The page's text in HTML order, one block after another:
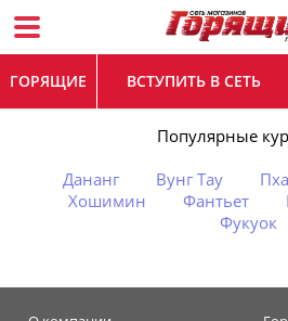
ГОРЯЩИЕ ВСТУПИТЬ В СЕТЬ
Популярные
Дананг
Вунг Тау
Хошимин
Фантьет
Фукуок